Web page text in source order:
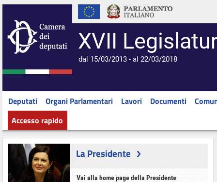
XVII
dal 15/03/2013 - al 22/03/2018
Deputati Organi Parlamentari Lavori Documenti
Accesso rapido
La Presidente
Vai alla home page della Presidente